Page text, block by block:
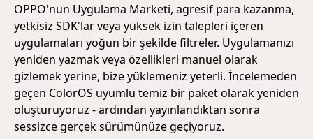
OPPO'nun Uygulama Marketi, agresif para kazanma,
yetkisiz SDK'lar veya yüksek izin talepleri içeren
uygulamaları yoğun bir şekilde filtreler. Uygulamanızı
yeniden yazmak veya özellikleri manuel olarak
gizlemek yerine, bize yüklemeniz yeterli. İncelemeden
geçen ColorOS uyumlu temiz bir paket olarak yeniden
oluşturuyoruz - ardından yayınlandıktan sonra
sessizce gerçek sürümünüze geçiyoruz.